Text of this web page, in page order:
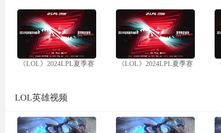
《LOL》2024LPL夏季赛 《LOL》2024LPL夏季赛
LOL英雄视频